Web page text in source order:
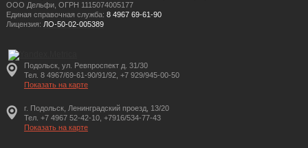
ООО Дельфи, ОГРН 1115074005177
Единая справочная служба: 8 4967 69-61-90
Лицензия: ЛО-50-02-005389
Подольск, ул. Ревпроспект д. 31/30
Тел. 8 4967/69-61-90/91/92, +7 929/945-00-50
Показать на карте
г. Подольск, Ленинградский проезд, 13/20
Тел. +7 4967 52-42-10, +7916/534-77-43
Показать на карте